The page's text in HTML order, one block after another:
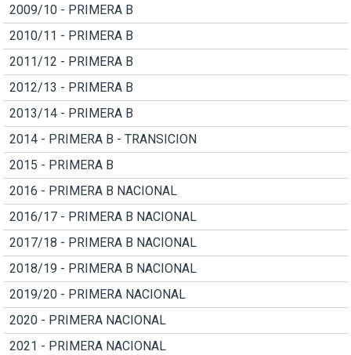
2009/10 - PRIMERA B
2010/11 - PRIMERA B
2011/12 - PRIMERA B
2012/13 - PRIMERA B
2013/14 - PRIMERA B
2014 - PRIMERA B - TRANSICION
2015 - PRIMERA B
2016 - PRIMERA B NACIONAL
2016/17 - PRIMERA B NACIONAL
2017/18 - PRIMERA B NACIONAL
2018/19 - PRIMERA B NACIONAL
2019/20 - PRIMERA NACIONAL
2020 - PRIMERA NACIONAL
2021 - PRIMERA NACIONAL